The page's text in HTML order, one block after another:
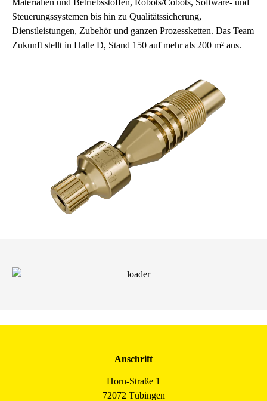
Materialien und Betriebsstoffen, Robots/Cobots, Software- und
Steuerungssystemen bis hin zu Qualitätssicherung,
Dienstleistungen, Zubehör und ganzen Prozessketten. Das Team
Zukunft stellt in Halle D, Stand 150 auf mehr als 200 m² aus.
Anschrift
Horn-Straße 1
72072 Tübingen